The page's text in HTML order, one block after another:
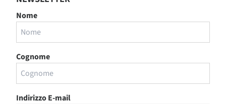
Nome
Cognome
Indirizzo E-mail